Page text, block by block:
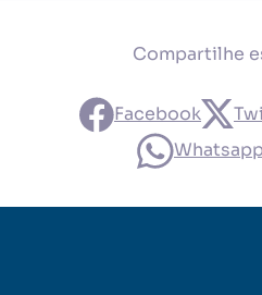
Compartilhe
Facebook
Whatsapp